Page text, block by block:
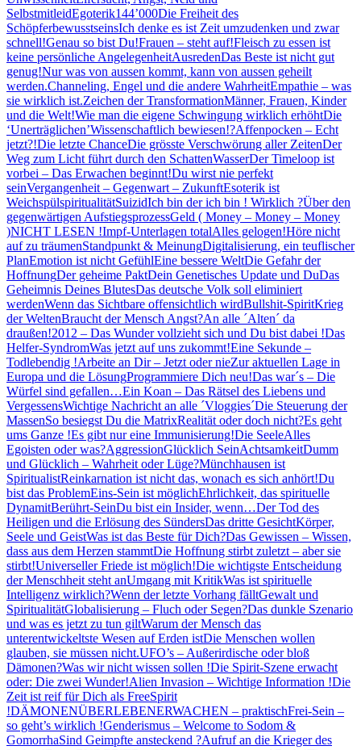
SelbstmitleidEgoterik144’000Die Freiheit des
SchöpferbewusstseinsIch denke es ist Zeit umzudenken und zwar
schnell!Genau so bist Du!Frauen – steht auf!Fleisch zu essen ist
keine persönliche AngelegenheitAusredenDas Beste ist nicht gut
genug!Nur was von aussen kommt, kann von aussen geheilt
werden.Channeling, Engel und die andere WahrheitEmpathie – was
sie wirklich ist.Zeichen der TransformationMänner, Frauen, Kinder
und die Welt!Wie man die eigene Schwingung wirklich erhöhtDie
‘Unerträglichen’Wissenschaftlich bewiesen!?Affenpocken – Echt
jetzt?!Die letzte ChanceDie grösste Verschwörung aller ZeitenDer
Weg zum Licht führt durch den SchattenWasserDer Timeloop ist
vorbei – Das Erwachen beginnt!Du wirst nie perfekt
seinVergangenheit – Gegenwart – ZukunftEsoterik ist
WeichspülspiritualitätSuizidIch bin der ich bin ! Wirklich ?Über den
gegenwärtigen AufstiegsprozessGeld ( Money – Money – Money
)NICHT LESEN !Impf-Unterlagen totalAlles gelogen!Höre nicht
auf zu träumenStandpunkt & MeinungDigitalisierung, ein teuflischer
PlanEmotion ist nicht GefühlEine bessere WeltDie Gefahr der
HoffnungDer geheime PaktDein Genetisches Update und DuDas
Geheimnis Deines BlutesDas deutsche Volk soll eliminiert
werdenWenn das Sichtbare offensichtlich wirdBullshit-SpiritKrieg
der WeltenBraucht der Mensch Angst?An alle ´Alten´ da
draußen!2012 – Das Wunder vollzieht sich und Du bist dabei !Das
Helfer-SyndromWas jetzt auf uns zukommt!Eine Sekunde –
Todlebendig !Arbeite an Dir – Jetzt oder nieZur aktuellen Lage in
Europa und die LösungProgrammiere Dich neu!Das war´s – Die
Würfel sind gefallen…Ein Koan – Das Rätsel des Liebens und
VergessensWichtige Nachricht an alle ´Vloggies´Die Steuerung der
MassenSo besiegst Du die MatrixRealität oder doch nicht?Es geht
ums Ganze !Es gibt nur eine Immunisierung!Die SeeleAlles
Egoisten oder was?AggressionGlücklich SeinAchtsamkeitDumm
und Glücklich – Wahrheit oder Lüge?Münchhausen ist
SpiritualistReinkarnation ist nicht das, wonach es sich anhört!Du
bist das ProblemEins-Sein ist möglichEhrlichkeit, das spirituelle
DynamitBerührt-SeinDu bist ein Insider, wenn…Der Tod des
Heiligen und die Erlösung des SündersDas dritte GesichtKörper,
Seele und GeistWas ist das Beste für Dich?Das Gewissen – Wissen,
dass aus dem Herzen stammtDie Hoffnung stirbt zuletzt – aber sie
stirbt!Universeller Friede ist möglich!Die wichtigste Entscheidung
der Menschheit steht anUmgang mit KritikWas ist spirituelle
Intelligenz wirklich?Wenn der letzte Vorhang fälltGewalt und
SpiritualitätGlobalisierung – Fluch oder Segen?Das dunkle Szenario
und was es jetzt zu tun giltWarum der Mensch das
unterentwickeltste Wesen auf Erden istDie Menschen wollen
glauben, sie müssen nicht.UFO’s – Außerirdische oder bloß
Dämonen?Was wir nicht wissen sollen !Die Spirit-Szene erwacht
oder: Die zwei Wunder!Alien Invasion – Wichtige Information !Die
Zeit ist reif für Dich als FreeSpirit
!DÄMONENÜBERLEBENERWACHEN – praktischFrei-Sein –
so geht’s wirklich !Genderismus – Welcome to Sodom &
GomorrhaSind Geimpfte ansteckend ?Aufruf an die Krieger des